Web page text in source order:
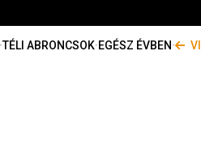
·TÉLI ABRONCSOK·EGÉSZ ÉVBEN·